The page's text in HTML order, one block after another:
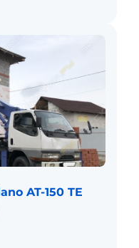
AT-150 TE